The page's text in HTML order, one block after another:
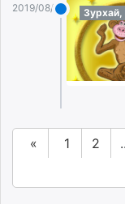
2019/08/03 Зурхай,
« 1 2